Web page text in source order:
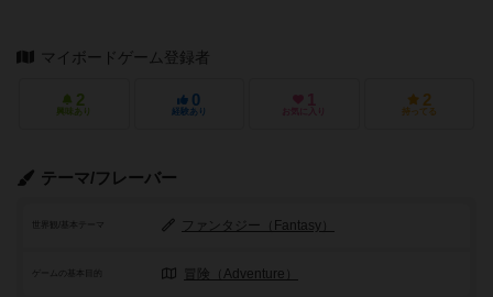
マイボードゲーム登録者
2
興味あり
0
経験あり
1
お気に入り
2
持ってる
テーマ/フレーバー
世界観/基本テーマ ファンタジー（Fantasy）
ゲームの基本目的 冒険（Adventure）